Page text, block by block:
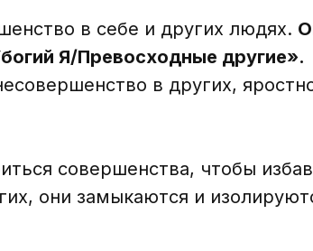
в себе и других людях.
Я/Превосходные другие».
в других,
совершенства, чтобы
они замыкаются и